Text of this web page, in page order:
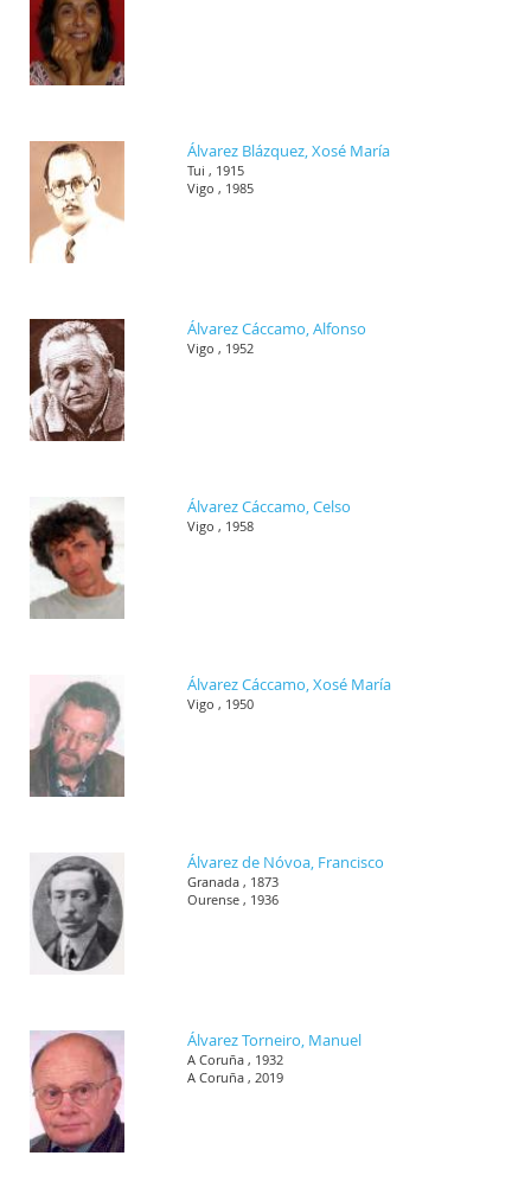
Álvarez Blázquez, Xosé María
Tui , 1915
Vigo , 1985
Álvarez Cáccamo, Alfonso
Vigo , 1952
Álvarez Cáccamo, Celso
Vigo , 1958
Álvarez Cáccamo, Xosé María
Vigo , 1950
Álvarez de Nóvoa, Francisco
Granada , 1873
Ourense , 1936
Álvarez Torneiro, Manuel
A Coruña , 1932
A Coruña , 2019